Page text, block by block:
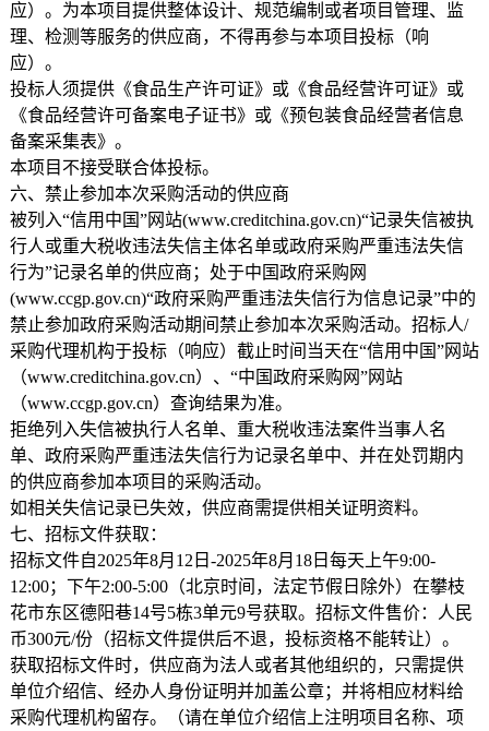
应）。为本项目提供整体设计、规范编制或者项目管理、监
理、检测等服务的供应商，不得再参与本项目投标（响
应）。
投标人须提供《食品生产许可证》或《食品经营许可证》或
《食品经营许可备案电子证书》或《预包装食品经营者信息
备案采集表》。
本项目不接受联合体投标。
六、禁止参加本次采购活动的供应商
被列入“信用中国”网站(www.creditchina.gov.cn)“记录失信被执
行人或重大税收违法失信主体名单或政府采购严重违法失信
行为”记录名单的供应商；处于中国政府采购网
(www.ccgp.gov.cn)“政府采购严重违法失信行为信息记录”中的
禁止参加政府采购活动期间禁止参加本次采购活动。招标人/
采购代理机构于投标（响应）截止时间当天在“信用中国”网站
（www.creditchina.gov.cn）、“中国政府采购网”网站
（www.ccgp.gov.cn）查询结果为准。
拒绝列入失信被执行人名单、重大税收违法案件当事人名
单、政府采购严重违法失信行为记录名单中、并在处罚期内
的供应商参加本项目的采购活动。
如相关失信记录已失效，供应商需提供相关证明资料。
七、招标文件获取：
招标文件自2025年8月12日-2025年8月18日每天上午9:00-
12:00；下午2:00-5:00（北京时间，法定节假日除外）在攀枝
花市东区德阳巷14号5栋3单元9号获取。招标文件售价：人民
币300元/份（招标文件提供后不退，投标资格不能转让）。
获取招标文件时，供应商为法人或者其他组织的，只需提供
单位介绍信、经办人身份证明并加盖公章；并将相应材料给
采购代理机构留存。（请在单位介绍信上注明项目名称、项